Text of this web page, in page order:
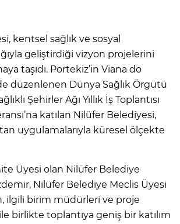
kentsel sağlık ve sosyal
geliştirdiği vizyon projelerini
taşıdı. Portekiz’in Viana do
düzenlenen Dünya Sağlık Örgütü
Şehirler Ağı Yıllık İş Toplantısı
katılan Nilüfer Belediyesi,
uygulamalarıyla küresel ölçekte
Üyesi olan Nilüfer Belediye
Nilüfer Belediye Meclis Üyesi
ilgili birim müdürleri ve proje
birlikte toplantıya geniş bir katılım